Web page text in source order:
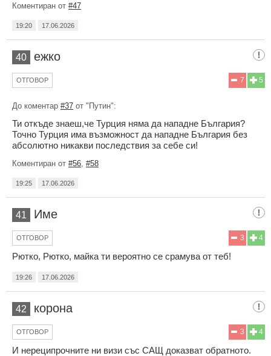
Коментиран от #47
19:20 17.06.2026
40 ежко
5
7
ОТГОВОР
До коментар #37 от "Путин":
Ти откъде знаеш,че Турция няма да нападне България?
Точно Турция има възможност да нападне България без
абсолютно никакви последствия за себе си!
Коментиран от #56 #58
19:25 17.06.2026
41 Име
4
3
ОТГОВОР
Рютко, Рютко, майка ти вероятно се срамува от теб!
19:26 17.06.2026
42 корона
4
3
ОТГОВОР
И нереципрочните ни визи със САЩ доказват обратното.